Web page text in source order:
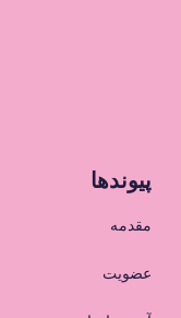
پیوندها
مقدمه
عضویت